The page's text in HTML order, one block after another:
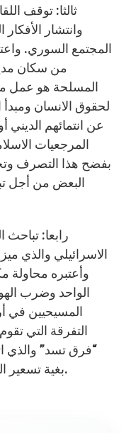
ثالثا: توقف
وانتشار الأفكار
المجتمع السوري.
من سكان
المسلحة هو عمل
لحقوق الانسان
عن انتمائهم الديني
المرجعيات
بفضح هذا التصرف
البعض من أجل
رابعا: تباحث
الاسرائيلي والذي
وأعتبره محاولة
الواحد وضرب
التفرقة التي
“فرق تسد” والذي
بغية تسعير الخلاف بين مختلف مكونات المنطقة.